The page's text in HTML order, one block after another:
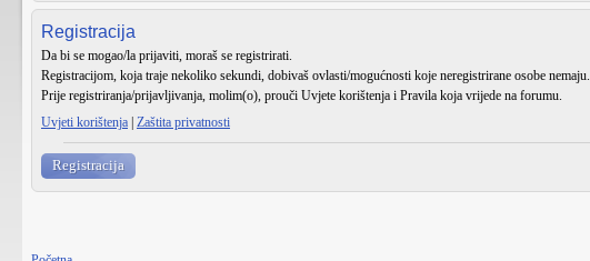
Registracija
Da bi se mogao/la prijaviti, moraš se registrirati.
Registracijom, koja traje nekoliko sekundi, dobivaš ovlasti/mogućnosti koje neregistrirane osobe nemaju.
Prije registriranja/prijavljivanja, molim(o), prouči Uvjete korištenja i Pravila koja vrijede na forumu.
Uvjeti korištenja Zaštita privatnosti
Registracija